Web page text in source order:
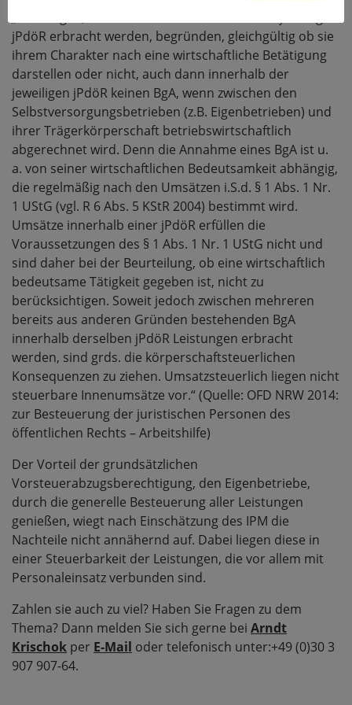
jPdöR erbracht werden, begründen, gleichgültig ob sie
ihrem Charakter nach eine wirtschaftliche Betätigung
darstellen oder nicht, auch dann innerhalb der
jeweiligen jPdöR keinen BgA, wenn zwischen den
Selbstversorgungsbetrieben (z.B. Eigenbetrieben) und
ihrer Trägerkörperschaft betriebswirtschaftlich
abgerechnet wird. Denn die Annahme eines BgA ist u.
a. von seiner wirtschaftlichen Bedeutsamkeit abhängig,
die regelmäßig nach den Umsätzen i.S.d. § 1 Abs. 1 Nr.
1 UStG (vgl. R 6 Abs. 5 KStR 2004) bestimmt wird.
Umsätze innerhalb einer jPdöR erfüllen die
Voraussetzungen des § 1 Abs. 1 Nr. 1 UStG nicht und
sind daher bei der Beurteilung, ob eine wirtschaftlich
bedeutsame Tätigkeit gegeben ist, nicht zu
berücksichtigen. Soweit jedoch zwischen mehreren
bereits aus anderen Gründen bestehenden BgA
innerhalb derselben jPdöR Leistungen erbracht
werden, sind grds. die körperschaftsteuerlichen
Konsequenzen zu ziehen. Umsatzsteuerlich liegen nicht
steuerbare Innenumsätze vor.“ (Quelle: OFD NRW 2014:
zur Besteuerung der juristischen Personen des
öffentlichen Rechts – Arbeitshilfe)
Der Vorteil der grundsätzlichen
Vorsteuerabzugsberechtigung, den Eigenbetriebe,
durch die generelle Besteuerung aller Leistungen
genießen, wiegt nach Einschätzung des IPM die
Nachteile nicht annähernd auf. Dabei liegen diese in
einer Steuerbarkeit der Leistungen, die vor allem mit
Personaleinsatz verbunden sind.
Zahlen sie auch zu viel? Haben Sie Fragen zu dem
Thema? Dann melden Sie sich gerne bei Arndt
Krischok per E-Mail oder telefonisch unter:+49 (0)30 3
907 907-64.